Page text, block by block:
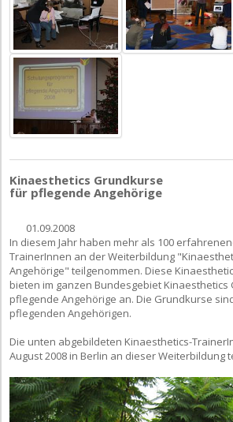
Kinaesthetics Grundkurse
für pflegende Angehörige
01.09.2008
In diesem Jahr haben mehr als 100
TrainerInnen an der Weiterbildung
Angehörige" teilgenommen. Diese
bieten im ganzen Bundesgebiet
pflegende Angehörige an. Die Grundkurse
pflegenden Angehörigen.
Die unten abgebildeten Kinaesthetics-
August 2008 in Berlin an dieser Weiterbildung